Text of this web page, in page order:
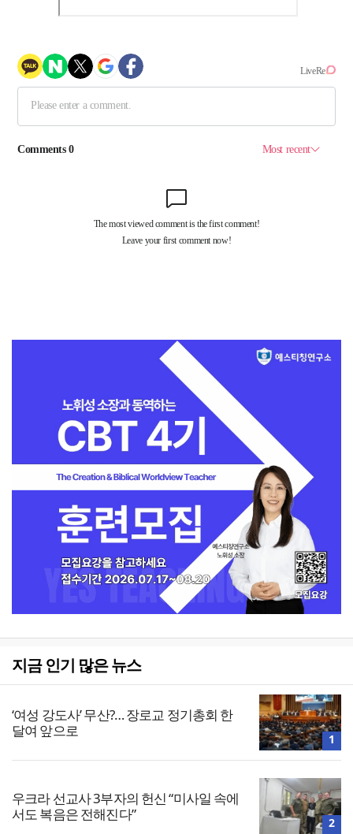
지금 인기 많은 뉴스
‘여성 강도사’ 무산?… 장로교 정기총회 한
달여 앞으로
1
우크라 선교사 3부자의 헌신 “미사일 속에
서도 복음은 전해진다”
2